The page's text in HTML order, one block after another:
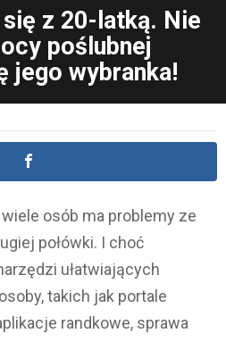
z 20-latką. Nie
poślubnej
jego wybranka!
osób ma problemy ze
połówki. I choć
ułatwiających
takich jak portale
randkowe, sprawa